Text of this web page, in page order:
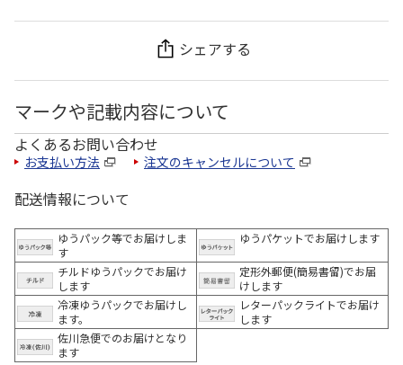
シェアする
マークや記載内容について
よくあるお問い合わせ
お支払い方法 注文のキャンセルについて
配送情報について
ゆうパック等でお届けしま
す
ゆうパケットでお届けします
チルドゆうパックでお届け
します
定形外郵便(簡易書留)でお届
けします
冷凍ゆうパックでお届けし
ます。
レターパックライトでお届け
します
佐川急便でのお届けとなり
ます